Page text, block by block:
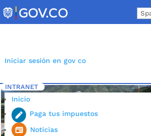
to
content
Iniciar sesión en gov co
INTRANET
Inicio
Paga tus impuestos
Noticias
Inicio 5 Etiqueta: Feria de Bucaramanga